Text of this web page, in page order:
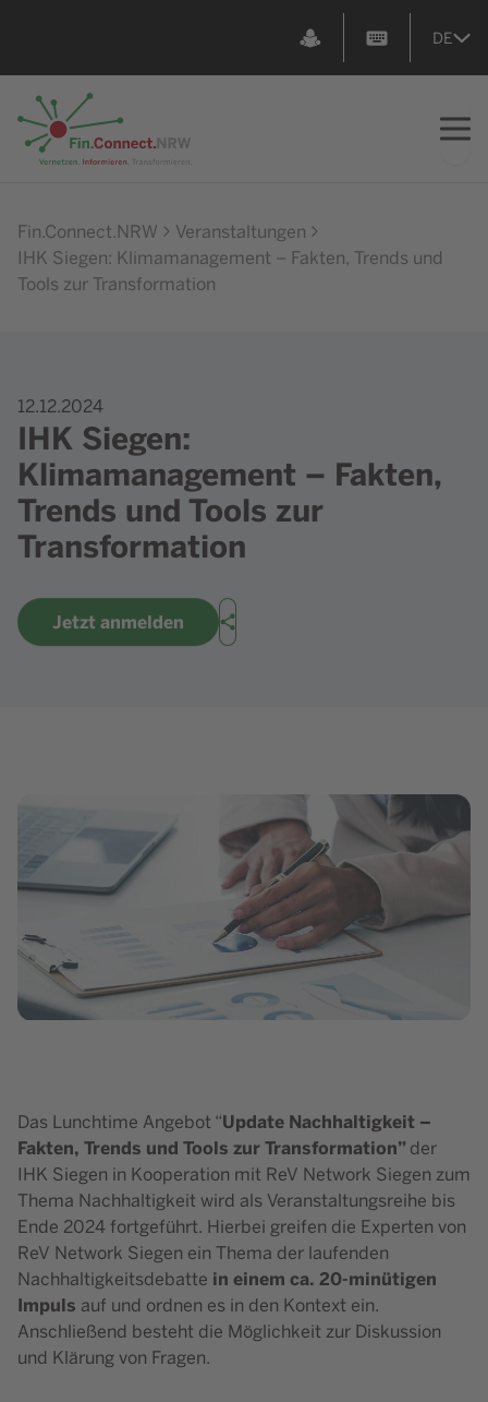
DE
Fin.Connect.NRW
Veranstaltungen
IHK Siegen: Klimamanagement – Fakten, Trends und
Tools zur Transformation
12.12.2024
IHK Siegen:
Klimamanagement – Fakten,
Trends und Tools zur
Transformation
Jetzt anmelden Teilen
Das Lunchtime Angebot “Update Nachhaltigkeit –
Fakten, Trends und Tools zur Transformation”der
IHK Siegen in Kooperation mit ReV Network Siegen zum
Thema Nachhaltigkeit wird als Veranstaltungsreihe bis
Ende 2024 fortgeführt. Hierbei greifen die Experten von
ReV Network Siegen ein Thema der laufenden
Nachhaltigkeitsdebatte in einem ca. 20-minütigen
Impuls auf und ordnen es in den Kontext ein.
Anschließend besteht die Möglichkeit zur Diskussion
und Klärung von Fragen.